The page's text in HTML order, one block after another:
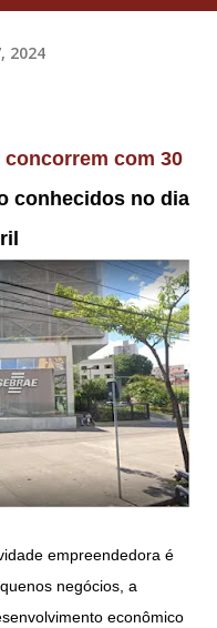
2024
conhecidos no dia
empreendedora é
negócios, a
econômico